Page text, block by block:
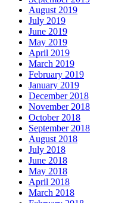
August 2019
July 2019
June 2019
May 2019
April 2019
March 2019
February 2019
January 2019
December 2018
November 2018
October 2018
September 2018
August 2018
July 2018
June 2018
May 2018
April 2018
March 2018